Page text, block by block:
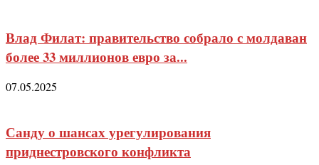
Влад Филат: правительство собрало с молдаван
более 33 миллионов евро за...
07.05.2025
Санду о шансах урегулирования
приднестровского конфликта